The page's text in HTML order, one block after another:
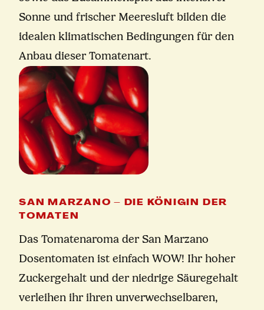
Sonne und frischer Meeresluft bilden die
idealen klimatischen Bedingungen für den
Anbau dieser Tomatenart.
SAN MARZANO – DIE KÖNIGIN DER
TOMATEN
Das Tomatenaroma der San Marzano
Dosentomaten ist einfach WOW! Ihr hoher
Zuckergehalt und der niedrige Säuregehalt
verleihen ihr ihren unverwechselbaren,